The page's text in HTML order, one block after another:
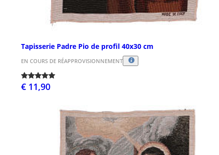
Tapisserie Padre Pio de profil 40x30 cm
EN COURS DE RÉAPPROVISIONNEMENT
€ 11,90